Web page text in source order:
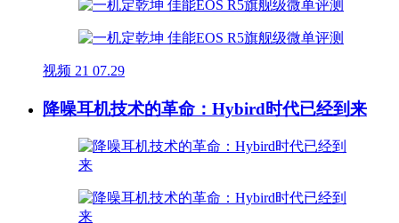
视频 21 07.29
降噪耳机技术的革命：Hybird时代已经到来